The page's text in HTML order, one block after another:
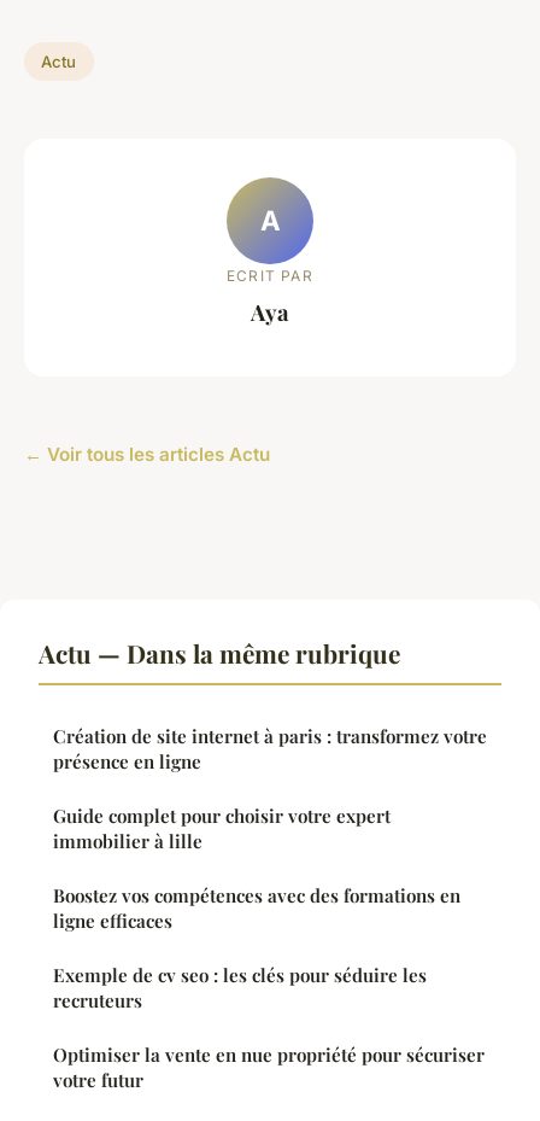
Actu
A
ECRIT PAR
Aya
← Voir tous les articles Actu
Actu — Dans la même rubrique
Création de site internet à paris : transformez votre
présence en ligne
Guide complet pour choisir votre expert
immobilier à lille
Boostez vos compétences avec des formations en
ligne efficaces
Exemple de cv seo : les clés pour séduire les
recruteurs
Optimiser la vente en nue propriété pour sécuriser
votre futur